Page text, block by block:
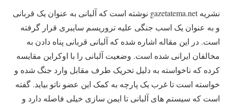
نشریه gazetatema.net نوشته است که آلبانی به عنوان یک قربانی
و به عنوان یک اسب جنگی علیه تروریسم سایبری قرار گرفته
است. در این مقاله اشاره شده که آلبانی قربانی پناه دادن به
مخالفان ایرانی شده است. وضعیت آلبانی را با اوکراین مقایسه
کرده که ناخواسته به دلیل تحریک طرف مقابل وارد جنگ شده و
خواسته است تا غرب یک پارچه به کمک این عضو ناتو بیاید. گفته
است که سیستم های آلبانی تا ایمن سازی خیلی فاصله دارد و